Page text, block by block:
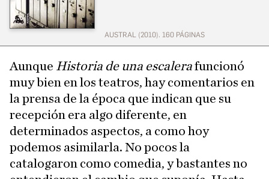
AUSTRAL (2010). 160 PÁGINAS
Aunque Historia de una escalerafuncionó
muy bien en los teatros, hay comentarios en
la prensa de la época que indican que su
recepción era algo diferente, en
determinados aspectos, a como hoy
podemos asimilarla. No pocos la
catalogaron como comedia, y bastantes no